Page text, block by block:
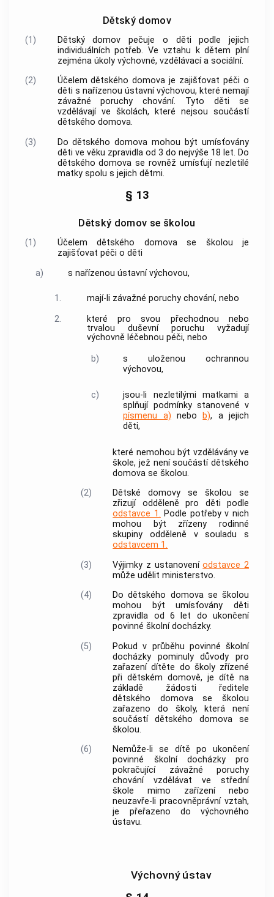
Dětský domov
(1)
Dětský domov pečuje o děti podle jejich
individuálních potřeb. Ve vztahu k dětem plní
zejména úkoly výchovné, vzdělávací a sociální.
(2)
Účelem dětského domova je zajišťovat péči o
děti s nařízenou ústavní výchovou, které nemají
závažné poruchy chování. Tyto děti se
vzdělávají ve školách, které nejsou součástí
dětského domova.
(3)
Do dětského domova mohou být umísťovány
děti ve věku zpravidla od 3 do nejvýše 18 let. Do
dětského domova se rovněž umísťují nezletilé
matky spolu s jejich dětmi.
§ 13
Dětský domov se školou
(1)
Účelem dětského domova se školou je
zajišťovat péči o děti
a)
s nařízenou ústavní výchovou,
1.
mají-li závažné poruchy chování, nebo
2.
které pro svou přechodnou nebo
trvalou duševní poruchu vyžadují
výchovně léčebnou péči, nebo
b)
s uloženou ochrannou
výchovou,
c)
jsou-li nezletilými matkami a
splňují podmínky stanovené v
písmenu a) nebo b), a jejich
děti,
které nemohou být vzdělávány ve
škole, jež není součástí dětského
domova se školou.
(2)
Dětské domovy se školou se
zřizují odděleně pro děti podle
odstavce 1. Podle potřeby v nich
mohou být zřízeny rodinné
skupiny odděleně v souladu s
odstavcem 1.
(3)
Výjimky z ustanoveníodstavce 2
může udělit ministerstvo.
(4)
Do dětského domova se školou
mohou být umísťovány děti
zpravidla od 6 let do ukončení
povinné školní docházky.
(5)
Pokud v průběhu povinné školní
docházky pominuly důvody pro
zařazení dítěte do školy zřízené
při dětském domově, je dítě na
základě žádosti ředitele
dětského domova se školou
zařazeno do školy, která není
součástí dětského domova se
školou.
(6)
Nemůže-li se dítě po ukončení
povinné školní docházky pro
pokračující závažné poruchy
chování vzdělávat ve střední
škole mimo zařízení nebo
neuzavře-li pracovněprávní vztah,
je přeřazeno do výchovného
ústavu.
Výchovný ústav